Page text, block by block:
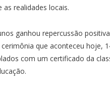
realidades locais.
ganhou repercussão positiva
que aconteceu hoje,
com um certificado da